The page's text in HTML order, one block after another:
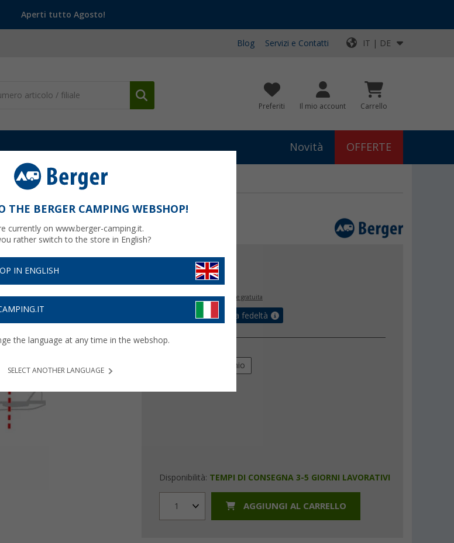
Aperti tutto Agosto!
Blog Servizi e Contatti IT | DE
Preferiti Il mio account Carrello
Novità OFFERTE
di base Berger per tendalini
PVP189, €
00€
Prezzi IVA inclusaspedizione gratuita
€ sulla tua carta fedeltà
Alluminio
Disponibilità: TEMPI DI CONSEGNA 3-5 GIORNI LAVORATIVI
1 AGGIUNGI AL CARRELLO
THE BERGER CAMPING WEBSHOP!
currently on www.berger-camping.it.
rather switch to the store in English?
IN ENGLISH
the language at any time in the webshop.
SELECT ANOTHER LANGUAGE